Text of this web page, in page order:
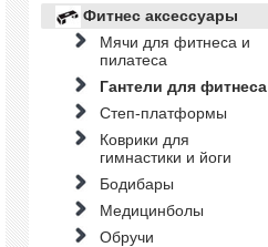
Фитнес аксессуары
Мячи для фитнеса и
пилатеса
Гантели для фитнеса
Степ-платформы
Коврики для
гимнастики и йоги
Бодибары
Медицинболы
Обручи